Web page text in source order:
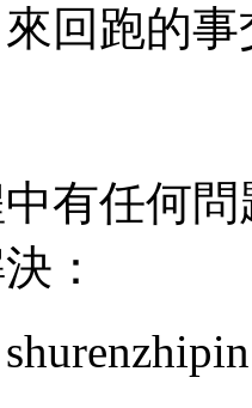
回跑的
有任何
：